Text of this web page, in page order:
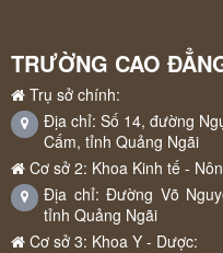
TRƯỜNG CAO
Trụ sở chính:
Địa chỉ: Số 14, đường
Cấm, tỉnh Quảng Ngãi
Cơ sở 2: Khoa Kinh tế -
Địa chỉ: Đường Võ
tỉnh Quảng Ngãi
Cơ sở 3: Khoa Y - Dược: